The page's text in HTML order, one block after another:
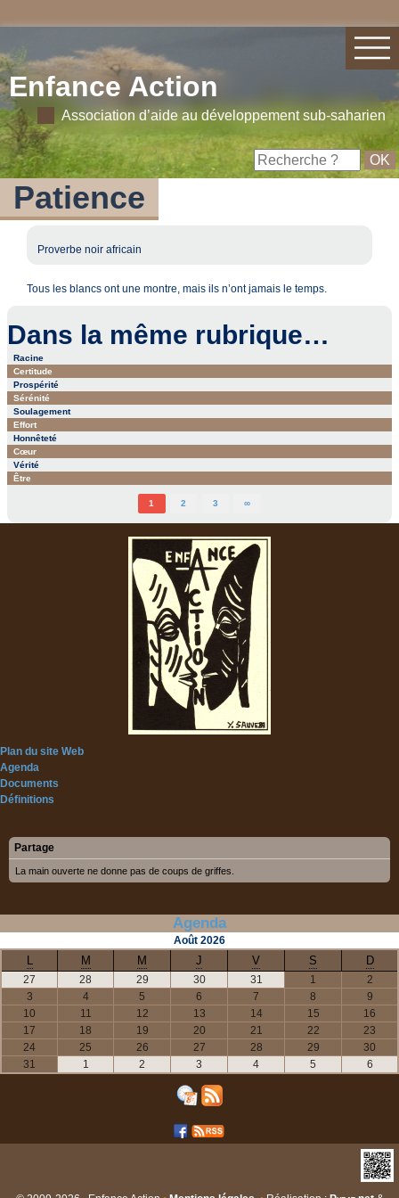
Enfance Action
Association d’aide au développement sub-saharien
Patience
Proverbe noir africain
Tous les blancs ont une montre, mais ils n’ont jamais le temps.
Dans la même rubrique…
Racine
Certitude
Prospérité
Sérénité
Soulagement
Effort
Honnêteté
Cœur
Vérité
Être
1 2 3 ∞
Plan du site Web
Agenda
Documents
Définitions
Partage
La main ouverte ne donne pas de coups de griffes.
Agenda
Août 2026
L M M J V S D
27 28 29 30 31 1
2
3
4 5 6 7 8
9
10
11 12 13 14 15
16
17
18 19 20 21 22
23
24
25 26 27 28 29
30
31
1 2 3 4 5 6